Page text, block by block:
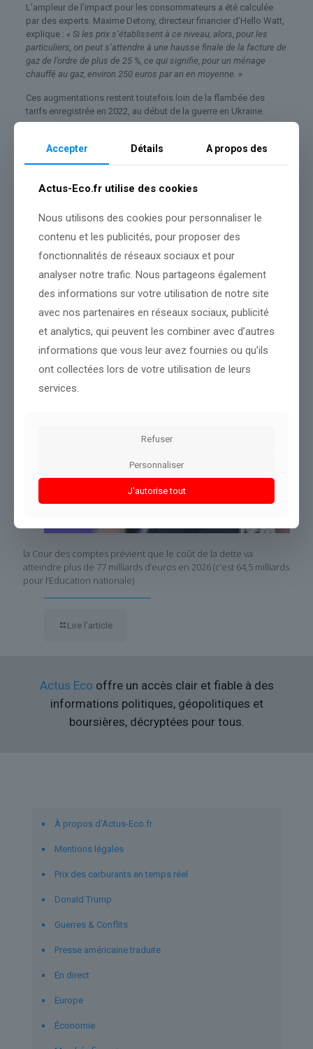
L’ampleur de l’impact pour les consommateurs a été calculée
par des experts. Maxime Detony, directeur financier d’Hello Watt,
explique : « Si les prix s’établissent à ce niveau, alors, pour les
particuliers, on peut s’attendre à une hausse finale de la facture de
gaz de l’ordre de plus de 25 %, ce qui signifie, pour un ménage
chauffé au gaz, environ 250 euros par an en moyenne. »
Ces augmentations restent toutefois loin de la flambée des
tarifs enregistrée en 2022, au début de la guerre en Ukraine.
Source :www.franceinfo.fr
Conclusion : Les prochaines informations permettront de mieux
Partager le contenu
la Cour des comptes prévient que le coût de la dette va
atteindre plus de 77 milliards d’euros en 2026 (c’est 64,5 milliards
pour l’Education nationale)
Lire l’article
Actus Eco offre un accès clair et fiable à des
informations politiques, géopolitiques et
boursières, décryptées pour tous.
À propos d’Actus-Eco.fr
Mentions légales
Prix des carburants en temps réel
Donald Trump
Guerres & Conflits
Presse américaine traduite
En direct
Europe
Économie
Accepter Détails A propos des
Actus-Eco.fr utilise des cookies
Nous utilisons des cookies pour personnaliser le
contenu et les publicités, pour proposer des
fonctionnalités de réseaux sociaux et pour
analyser notre trafic. Nous partageons également
des informations sur votre utilisation de notre site
avec nos partenaires en réseaux sociaux, publicité
et analytics, qui peuvent les combiner avec d’autres
informations que vous leur avez fournies ou qu’ils
ont collectées lors de votre utilisation de leurs
services.
Refuser
Personnaliser
J'autorise tout